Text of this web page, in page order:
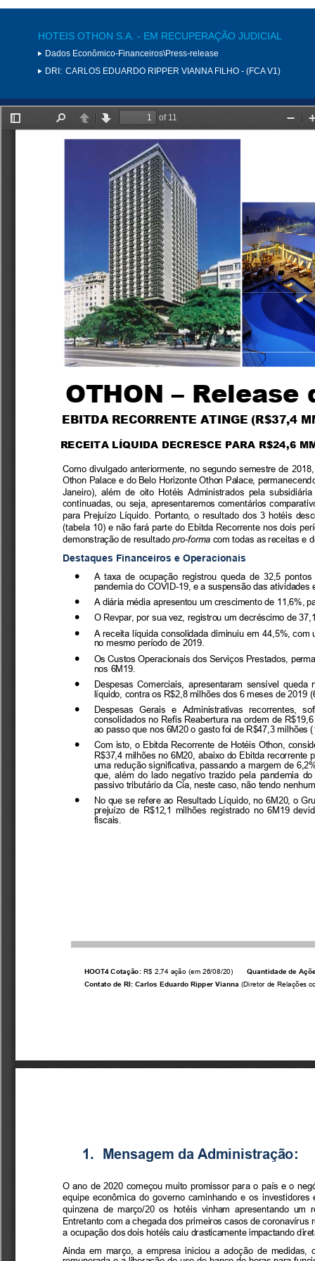
HOTEIS OTHON S.A. - EM RECUPERAÇÃO JUDICIAL
Dados Econômico-Financeiros\Press-release
DRI: CARLOS EDUARDO RIPPER VIANNA FILHO - (FCA V1)